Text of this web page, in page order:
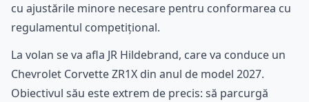
cu ajustările minore necesare pentru conformarea cu
regulamentul competițional.
La volan se va afla JR Hildebrand, care va conduce un
Chevrolet Corvette ZR1X din anul de model 2027.
Obiectivul său este extrem de precis: să parcurgă